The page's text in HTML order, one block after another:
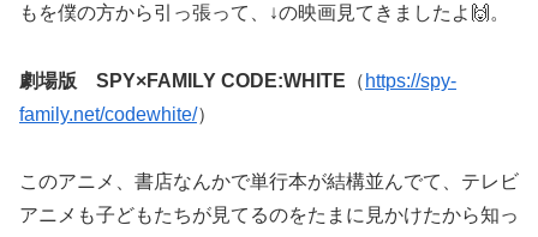
もを僕の方から引っ張って、↓の映画見てきましたよ🙌。
劇場版 SPY×FAMILY CODE:WHITE （ https://spy-
family.net/codewhite/）
このアニメ、書店なんかで単行本が結構並んでて、テレビ
アニメも子どもたちが見てるのをたまに見かけたから知っ